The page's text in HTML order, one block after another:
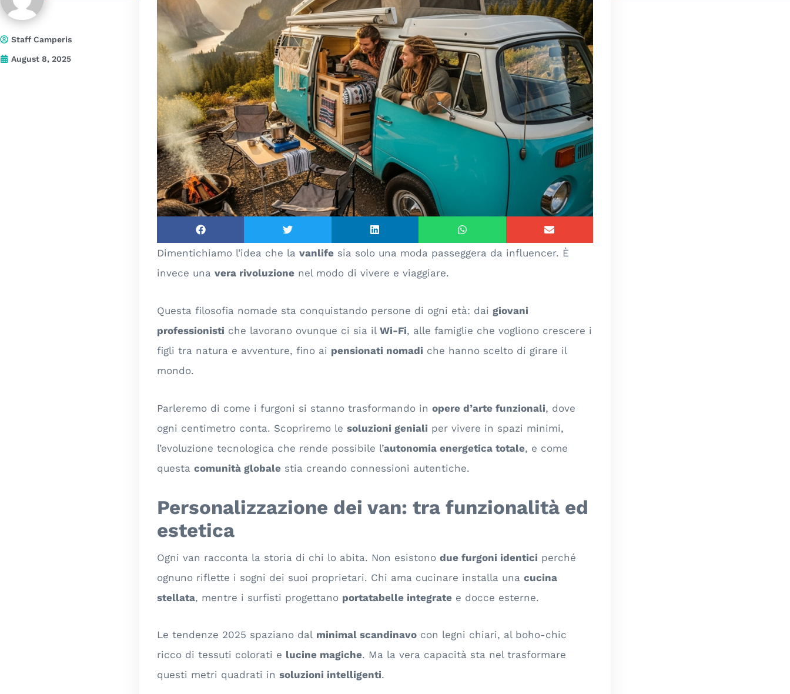
Staff Camperis
August 8, 2025
Dimentichiamo l’idea che la vanlife sia solo una moda passeggera da influencer. È
invece una vera rivoluzione nel modo di vivere e viaggiare.
Questa filosofia nomade sta conquistando persone di ogni età: dai giovani
professionisti che lavorano ovunque ci sia il Wi-Fi, alle famiglie che vogliono crescere i
figli tra natura e avventure, fino ai pensionati nomadi che hanno scelto di girare il
mondo.
Parleremo di come i furgoni si stanno trasformando in opere d’arte funzionali, dove
ogni centimetro conta. Scopriremo le soluzioni geniali per vivere in spazi minimi,
l’evoluzione tecnologica che rende possibile l’autonomia energetica totale, e come
questa comunità globale stia creando connessioni autentiche.
Personalizzazione dei van: tra funzionalità ed
estetica
Ogni van racconta la storia di chi lo abita. Non esistono due furgoni identici perché
ognuno riflette i sogni dei suoi proprietari. Chi ama cucinare installa una cucina
stellata, mentre i surfisti progettano portatabelle integrate e docce esterne.
Le tendenze 2025 spaziano dal minimal scandinavo con legni chiari, al boho-chic
ricco di tessuti colorati e lucine magiche. Ma la vera capacità sta nel trasformare
questi metri quadrati in soluzioni intelligenti.